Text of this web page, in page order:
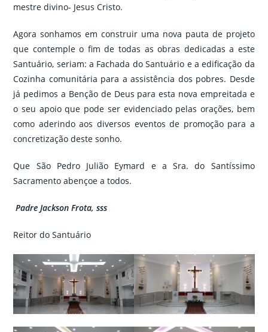
mestre divino- Jesus Cristo.
Agora sonhamos em construir uma nova pauta de projeto
que contemple o fim de todas as obras dedicadas a este
Santuário, seriam: a Fachada do Santuário e a edificação da
Cozinha comunitária para a assistência dos pobres. Desde
já pedimos a Benção de Deus para esta nova empreitada e
o seu apoio que pode ser evidenciado pelas orações, bem
como aderindo aos diversos eventos de promoção para a
concretização deste sonho.
Que São Pedro Julião Eymard e a Sra. do Santíssimo
Sacramento abençoe a todos.
Padre Jackson Frota, sss
Reitor do Santuário